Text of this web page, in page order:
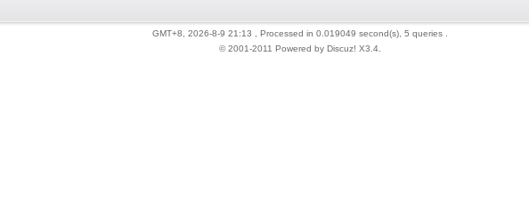
GMT+8, 2026-8-9 21:13
, Processed in 0.019049 second(s), 5 queries .
© 2001-2011 Powered by Discuz! X3.4